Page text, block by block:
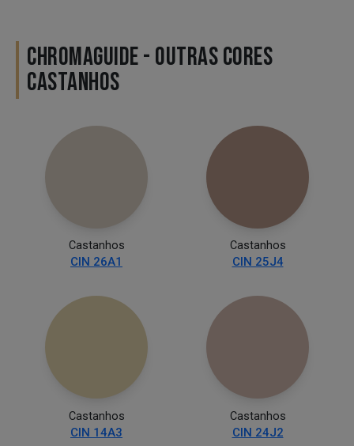
CHROMAGUIDE - OUTRAS CORES
CASTANHOS
Castanhos
CIN 26A1
Castanhos
CIN 25J4
Castanhos
CIN 14A3
Castanhos
CIN 24J2